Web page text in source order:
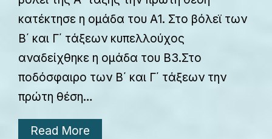
κατέκτησε η ομάδα του Α1. Στο βόλεϊ των
Β΄ και Γ΄ τάξεων κυπελλούχος
αναδείχθηκε η ομάδα του Β3.Στο
ποδόσφαιρο των Β΄ και Γ΄ τάξεων την
πρώτη θέση…
Read More